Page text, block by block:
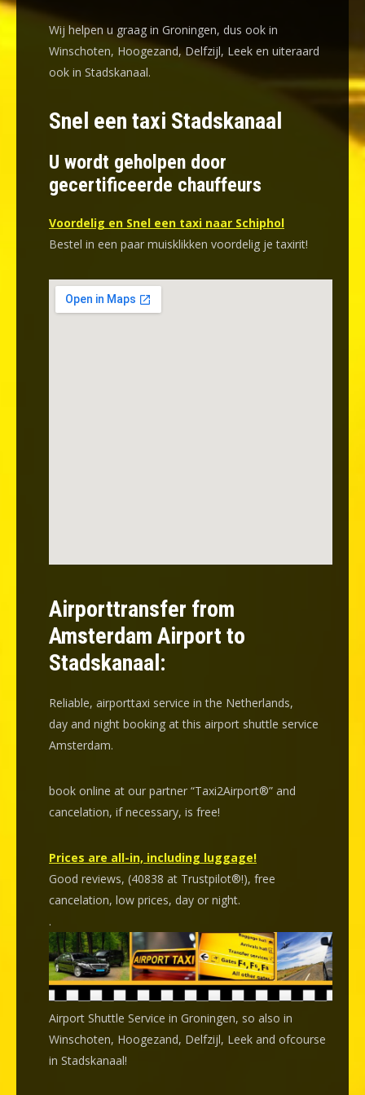
Wij helpen u graag in Groningen, dus ook in
Winschoten, Hoogezand, Delfzijl, Leek en uiteraard
ook in Stadskanaal.
Snel een taxi Stadskanaal
U wordt geholpen door
gecertificeerde chauffeurs
Voordelig en Snel een taxi naar Schiphol
Bestel in een paar muisklikken voordelig je taxirit!
Airporttransfer from
Amsterdam Airport to
Stadskanaal:
Reliable, airporttaxi service in the Netherlands,
day and night booking at this airport shuttle service
Amsterdam.
book online at our partner “Taxi2Airport®” and
cancelation, if necessary, is free!
Prices are all-in, including luggage!
Good reviews, (40838 at Trustpilot®!), free
cancelation, low prices, day or night.
.
Airport Shuttle Service in Groningen, so also in
Winschoten, Hoogezand, Delfzijl, Leek and ofcourse
in Stadskanaal!